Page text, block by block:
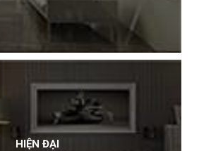
HIỆN ĐẠI